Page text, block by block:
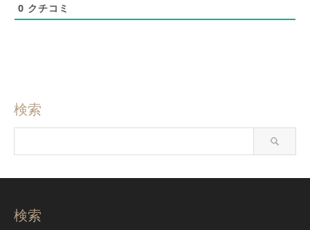
0 クチコミ
検索
検索